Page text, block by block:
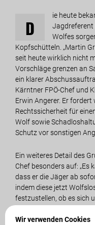
Wir verwenden Cookies
D
ie heute
Jagdreferent
Wolfes
Kopfschütteln. „Martin
seit heute wirklich nicht
Vorschläge grenzen an
ein klarer
Kärntner FPÖ-Chef und
Erwin Angerer. Er fordert
Rechtssicherheit für
Wolf sowie
Schutz vor sonstigen
Ein weiteres Detail des
Chef besonders auf: „Es
dass er die Jäger ab
indem diese jetzt
festzustellen, ob es sich
Ich fordere nochmals